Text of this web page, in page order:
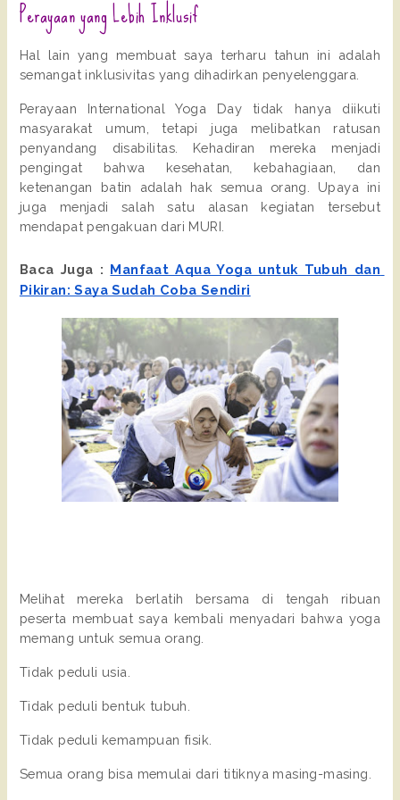
Perayaan yang Lebih Inklusif
Hal lain yang membuat saya terharu tahun ini adalah
semangat inklusivitas yang dihadirkan penyelenggara.
Perayaan International Yoga Day tidak hanya diikuti
masyarakat umum, tetapi juga melibatkan ratusan
penyandang disabilitas. Kehadiran mereka menjadi
pengingat bahwa kesehatan, kebahagiaan, dan
ketenangan batin adalah hak semua orang. Upaya ini
juga menjadi salah satu alasan kegiatan tersebut
mendapat pengakuan dari MURI.
Baca Juga : Manfaat Aqua Yoga untuk Tubuh dan
Pikiran: Saya Sudah Coba Sendiri
Melihat mereka berlatih bersama di tengah ribuan
peserta membuat saya kembali menyadari bahwa yoga
memang untuk semua orang.
Tidak peduli usia.
Tidak peduli bentuk tubuh.
Tidak peduli kemampuan fisik.
Semua orang bisa memulai dari titiknya masing-masing.